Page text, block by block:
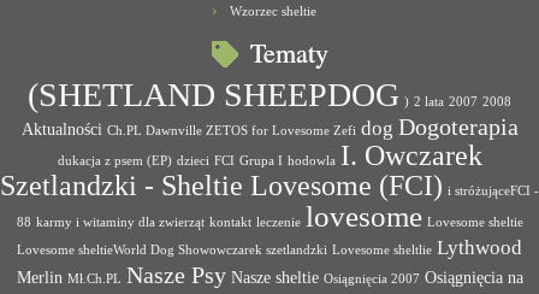
Wzorzec sheltie
Tematy
(SHETLAND SHEEPDOG ) 2 lata 2007 2008
Aktualności Ch.PL Dawnville ZETOS for Lovesome Zefi dog Dogoterapia
dukacja z psem (EP) dzieci FCI Grupa I hodowla I. Owczarek
Szetlandzki - Sheltie Lovesome (FCI) i stróżująceFCI -
88 karmy i witaminy dla zwierząt kontakt leczenie lovesome Lovesome sheltie
Lovesome sheltieWorld Dog Showowczarek szetlandzki Lovesome sheltlie Lythwood
Merlin Mł.Ch.PL Nasze Psy Nasze sheltie Osiągnięcia 2007 Osiągnięcia na